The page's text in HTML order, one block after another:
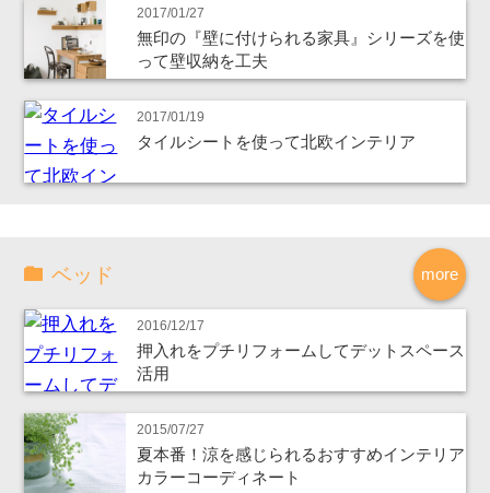
2017/01/27
無印の『壁に付けられる家具』シリーズを使
って壁収納を工夫
2017/01/19
タイルシートを使って北欧インテリア
more
ベッド
2016/12/17
押入れをプチリフォームしてデットスペース
活用
2015/07/27
夏本番！涼を感じられるおすすめインテリア
カラーコーディネート